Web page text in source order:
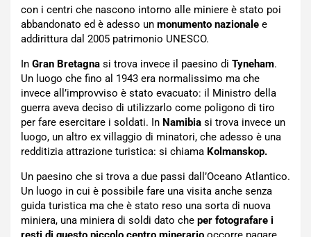
con i centri che nascono intorno alle miniere è stato poi
abbandonato ed è adesso un monumento nazionale e
addirittura dal 2005 patrimonio UNESCO.
In Gran Bretagna si trova invece il paesino di Tyneham.
Un luogo che fino al 1943 era normalissimo ma che
invece all’improvviso è stato evacuato: il Ministro della
guerra aveva deciso di utilizzarlo come poligono di tiro
per fare esercitare i soldati. In Namibia si trova invece un
luogo, un altro ex villaggio di minatori, che adesso è una
redditizia attrazione turistica: si chiama Kolmanskop.
Un paesino che si trova a due passi dall’Oceano Atlantico.
Un luogo in cui è possibile fare una visita anche senza
guida turistica ma che è stato reso una sorta di nuova
miniera, una miniera di soldi dato che per fotografare i